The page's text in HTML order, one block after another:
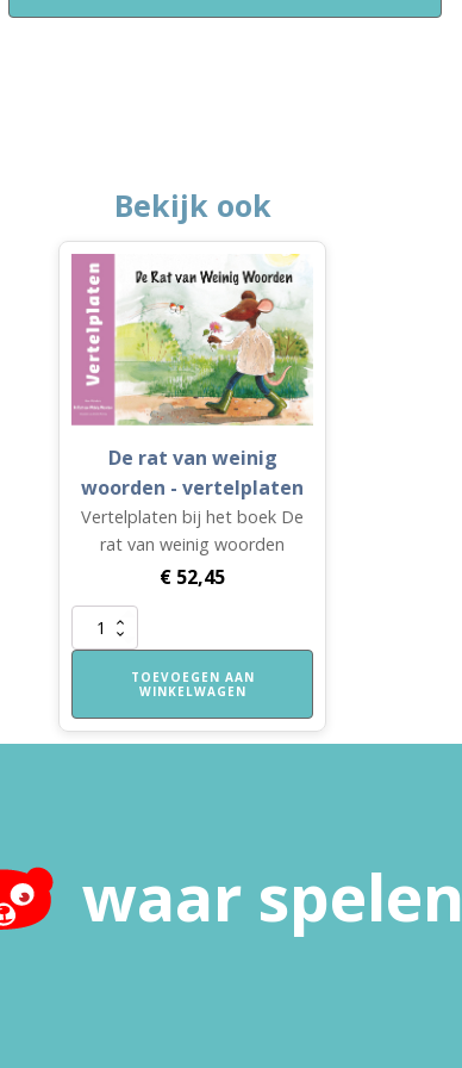
Bekijk ook
De rat van weinig
woorden - vertelplaten
Vertelplaten bij het boek De
rat van weinig woorden
€ 52,45
rat
woorden
-
TOEVOEGEN AAN
WINKELWAGEN
waar